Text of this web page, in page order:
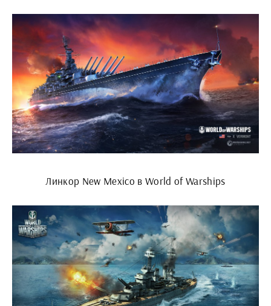
Линкор New Mexico в World of Warships